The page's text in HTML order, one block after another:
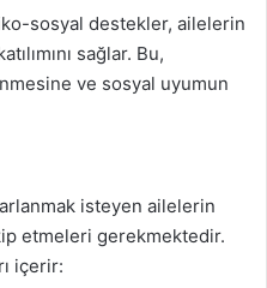
sosyal destekler, ailelerin
sağlar. Bu,
ve sosyal uyumun
isteyen ailelerin
etmeleri gerekmektedir.
içerir: